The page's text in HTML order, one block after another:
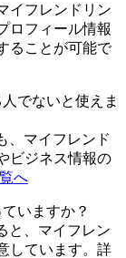
イフレンドリン
ロフィール情報
ることが可能で
でないと使えま
、マイフレンド
ビジネス情報の
へ
いますか？
と、マイフレン
しています。詳